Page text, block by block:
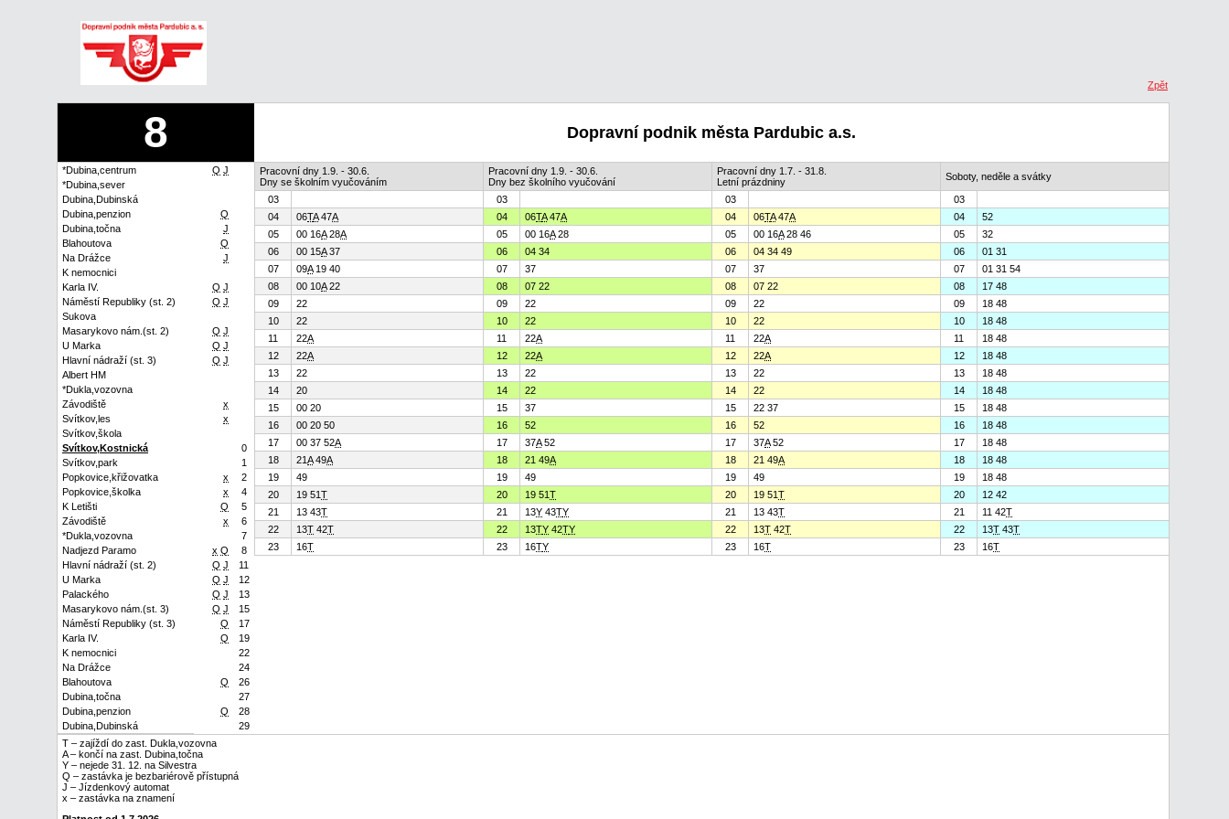
Zpět
8 Dopravní podnik města Pardubic a.s.
*Dubina,centrum Q J
*Dubina,sever
Dubina,Dubinská
Dubina,penzion
Q
Dubina,točna
J
Blahoutova
Q
Na Drážce
J
K nemocnici
Karla IV.
Q J
Náměstí Republiky (st. 2)
Q J
Sukova
Masarykovo nám.(st. 2)
Q J
U Marka
Q J
Hlavní nádraží (st. 3)
Q J
Albert HM
*Dukla,vozovna
Závodiště
x
Svítkov,les
x
Svítkov,škola
Svítkov,Kostnická
0
Svítkov,park
1
Popkovice,křižovatka
x
2
Popkovice,školka
x
4
K Letišti
Q
5
Závodiště
x
6
*Dukla,vozovna
7
Nadjezd Paramo
x Q
8
Hlavní nádraží (st. 2)
Q J
11
U Marka
Q J
12
Palackého
Q J
13
Masarykovo nám.(st. 3)
Q J
15
Náměstí Republiky (st. 3)
Q
17
Karla IV.
Q
19
K nemocnici
22
Na Drážce
24
Blahoutova
Q
26
Dubina,točna
27
Dubina,penzion
Q
28
Dubina,Dubinská
29
Pracovní dny 1.9. - 30.6.
Dny se školním vyučováním
Pracovní dny 1.9. - 30.6.
Dny bez školního vyučování
Pracovní dny 1.7. - 31.8.
Letní prázdniny
Soboty, neděle a svátky
03 03 03
03
04
06TA47A 04 06TA47A 04 06TA47A 04
52
05
00 16A28A 05 00 16A28 05 00 16A28 46 05
32
06
00 15A37 06 04 34 06 04 34 49 06
01 31
07
09A19 40 07 37 07 37 07
01 31 54
08
00 10A22 08 07 22 08 07 22 08
17 48
09
22 09 22 09 22 09
18 48
10
22 10 22 10 22 10
18 48
11
22A 11 22A 11 22A 11
18 48
12
22A 12 22A 12 22A 12
18 48
13
22 13 22 13 22 13
18 48
14
20 14 22 14 22 14
18 48
15
00 20 15 37 15 22 37 15
18 48
16
00 20 50 16 52 16 52 16
18 48
17
00 37 52A 17 37A52 17 37A52 17
18 48
18
21A49A 18 21 49A 18 21 49A 18
18 48
19
49 19 49 19 49 19
18 48
20
19 51T 20 19 51T 20 19 51T 20
12 42
21
13 43T 21 13Y 43TY 21 13 43T 21 11 42T
22
13T 42T 22 13TY 42TY 22 13T 42T 22 13T 43T
23
16T 23 16TY 23 16T 23 16T
T – zajíždí do zast. Dukla,vozovna
A – končí na zast. Dubina,točna
Y – nejede 31. 12. na Silvestra
Q – zastávka je bezbariérově přístupná
J – Jízdenkový automat
x – zastávka na znamení